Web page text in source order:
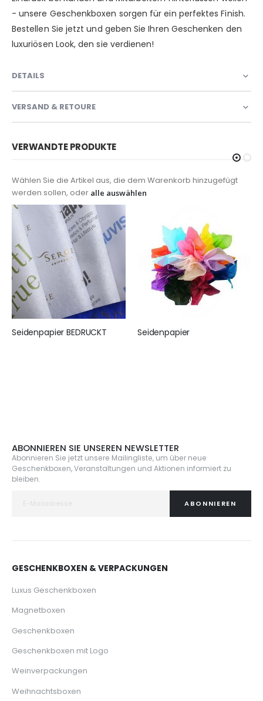
- unsere Geschenkboxen sorgen für ein perfektes Finish.
Bestellen Sie jetzt und geben Sie Ihren Geschenken den
luxuriösen Look, den sie verdienen!
DETAILS
VERSAND & RETOURE
VERWANDTE PRODUKTE
Wählen Sie die Artikel aus, die dem Warenkorb hinzugefügt
werden sollen, oder alle auswählen
Seidenpapier BEDRUCKT Seidenpapier
ABONNIEREN SIE UNSEREN NEWSLETTER
Abonnieren Sie jetzt unsere Mailingliste, um über neue
Geschenkboxen, Veranstaltungen und Aktionen informiert zu
bleiben.
ABONNIEREN
GESCHENKBOXEN & VERPACKUNGEN
Luxus Geschenkboxen
Magnetboxen
Geschenkboxen
Geschenkboxen mit Logo
Weinverpackungen
Weihnachtsboxen